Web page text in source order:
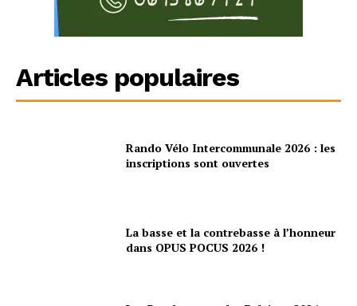
Articles populaires
Rando Vélo Intercommunale 2026 : les
inscriptions sont ouvertes
La basse et la contrebasse à l’honneur
dans OPUS POCUS 2026 !